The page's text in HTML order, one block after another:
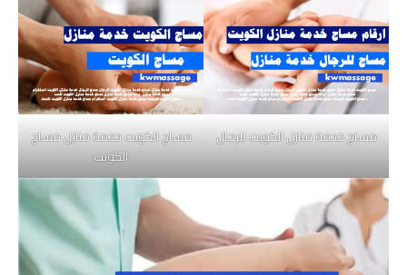
مساج خدمة منازل الكويت للرجال
مساج الكويت خدمة منازل مساج
الكويت